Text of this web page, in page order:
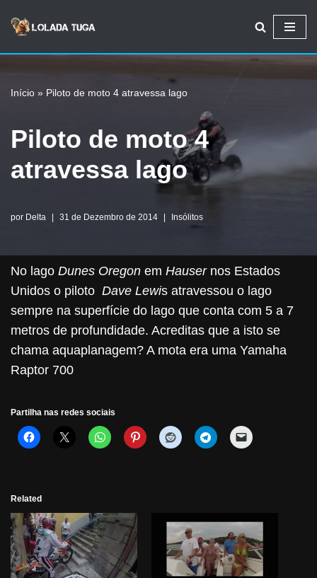
Avançar
conteúdo
Início » Piloto de moto 4 atravessa lago
Piloto de moto 4
atravessa lago
por Delta 31 de Dezembro de 2014 Insólitos
No lago Dunes Oregon em Hauser nos Estados
Unidos o piloto Dave Lewis atravessou o lago
sempre na superfície do lago que conta com 5 a 7
metros de profundidade. Acreditas que a isto se
chama aquaplanagem? A mota era uma Yamaha
Raptor 700
Partilha nas redes sociais
Related